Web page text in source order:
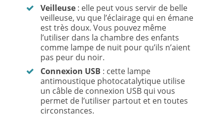
Veilleuse : elle peut vous servir de belle
veilleuse, vu que l’éclairage qui en émane
est très doux. Vous pouvez même
l’utiliser dans la chambre des enfants
comme lampe de nuit pour qu’ils n’aient
pas peur du noir.
Connexion USB : cette lampe
antimoustique photocatalytique utilise
un câble de connexion USB qui vous
permet de l’utiliser partout et en toutes
circonstances.